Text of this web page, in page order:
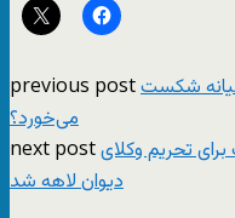
previous postشکست
می‌خورد؟
next postبرای تحریم وکلای
دیوان لاهه شد